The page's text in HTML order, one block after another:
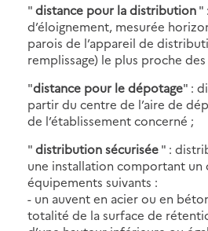
"distance pour la distribution"
d’éloignement, mesurée
parois de l’appareil de
remplissage) le plus proche
"distance pour le dépotage" :
partir du centre de l’aire de
de l’établissement concerné ;
"distribution sécurisée" :
une installation comportant un
équipements suivants :
- un auvent en acier ou en
totalité de la surface de